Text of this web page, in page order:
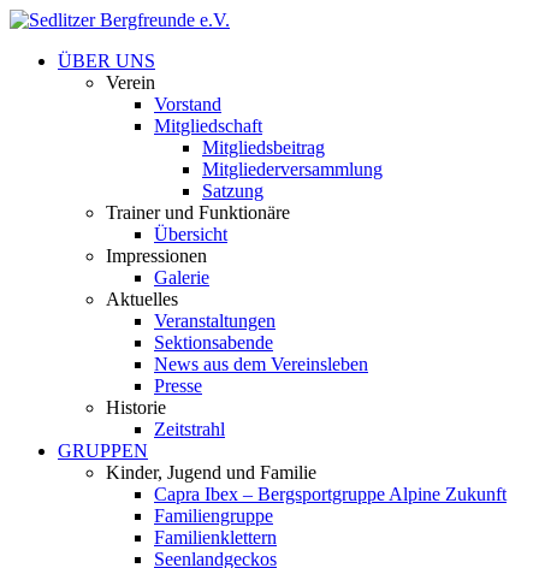
ÜBER UNS
Verein
Vorstand
Mitgliedschaft
Mitgliedsbeitrag
Mitgliederversammlung
Satzung
Trainer und Funktionäre
Übersicht
Impressionen
Galerie
Aktuelles
Veranstaltungen
Sektionsabende
News aus dem Vereinsleben
Presse
Historie
Zeitstrahl
GRUPPEN
Kinder, Jugend und Familie
Capra Ibex – Bergsportgruppe Alpine Zukunft
Familiengruppe
Familienklettern
Seenlandgeckos